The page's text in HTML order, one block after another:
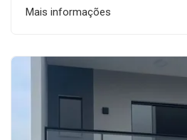
Mais informações